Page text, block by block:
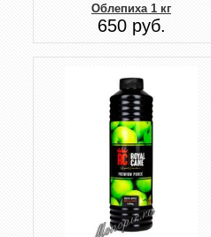
Облепиха 1 кг
650 руб.